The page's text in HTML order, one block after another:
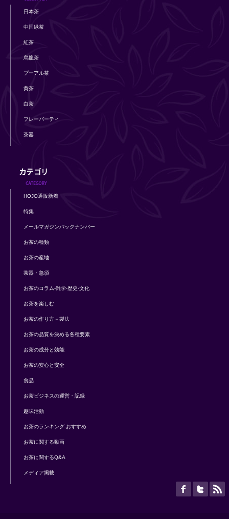
日本茶
中国緑茶
紅茶
烏龍茶
プーアル茶
黄茶
白茶
フレーバーティ
茶器
HOJO通販新着
特集
メールマガジンバックナンバー
お茶の種類
お茶の産地
茶器・急須
お茶のコラム-雑学-歴史-文化
お茶を楽しむ
お茶の作り方－製法
お茶の品質を決める各種要素
お茶の成分と効能
お茶の安心と安全
食品
お茶ビジネスの運営・記録
趣味活動
お茶のランキング-おすすめ
お茶に関する動画
お茶に関するQ&A
メディア掲載